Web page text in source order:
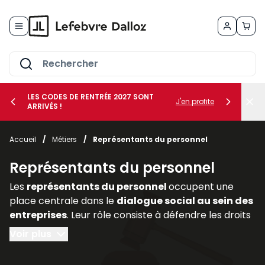
le sous-menu Vos métiers
le sous-menu Vos besoins
LES CODES DE RENTRÉE 2027 SONT
ARRIVÉS !
J'en profite
Accueil / Métiers / Représentants du personnel
Représentants du personnel
Les représentants du personneloccupent une
place centrale dans le dialogue social au sein des
entreprises. Leur rôle consiste à défendre les droits
et intérêts des salariés, à relayer leurs
préoccupations auprès de la direction et à